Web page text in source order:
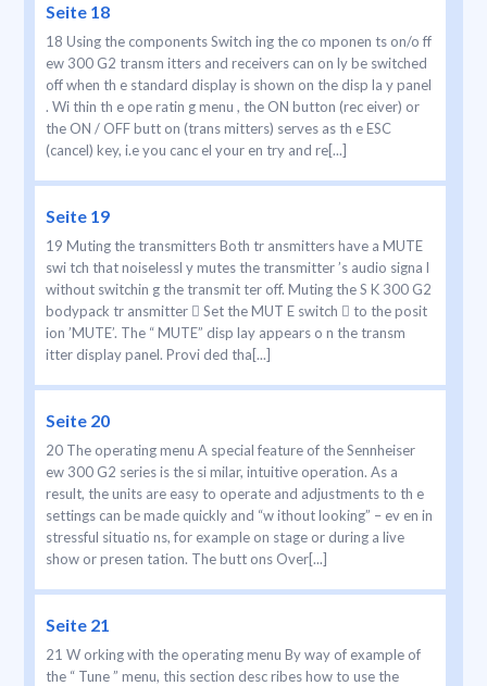
Seite 18
18 Using the components Switch ing the co mponen ts on/o ff
ew 300 G2 transm itters and receivers can on ly be switched
off when th e standard display is shown on the disp la y panel
. Wi thin th e ope ratin g menu , the ON button (rec eiver) or
the ON / OFF butt on (trans mitters) serves as th e ESC
(cancel) key, i.e you canc el your en try and re[...]
Seite 19
19 Muting the transmitters Both tr ansmitters have a MUTE
swi tch that noiselessl y mutes the transmitter ’s audio signa l
without switchin g the transmit ter off. Muting the S K 300 G2
bodypack tr ansmitter  Set the MUT E switch  to the posit
ion ’MUTE’. The “ MUTE” disp lay appears o n the transm
itter display panel. Provi ded tha[...]
Seite 20
20 The operating menu A special feature of the Sennheiser
ew 300 G2 series is the si milar, intuitive operation. As a
result, the units are easy to operate and adjustments to th e
settings can be made quickly and “w ithout looking” – ev en in
stressful situatio ns, for example on stage or during a live
show or presen tation. The butt ons Over[...]
Seite 21
21 W orking with the operating menu By way of example of
the “ Tune ” menu, this section desc ribes how to use the